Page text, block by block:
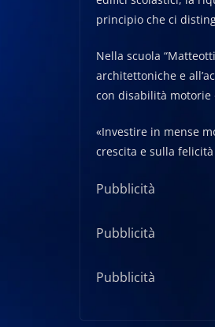
principio che ci
Nella scuola
architettoniche e
con disabilità motorie
«Investire in mense
crescita e sulla
Pubblicità
Pubblicità
Pubblicità